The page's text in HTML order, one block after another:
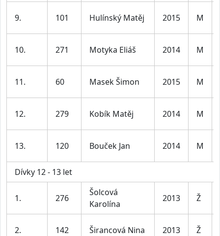
9. 101 Hulínský Matěj 2015 M
10. 271 Motyka Eliáš 2014 M
11. 60 Masek Šimon 2015 M
12. 279 Kobík Matěj 2014 M
13. 120 Bouček Jan 2014 M
Dívky 12 - 13 let
1. 276
Šolcová
Karolína
2013 Ž
2. 142 Širancová Nina 2013 Ž